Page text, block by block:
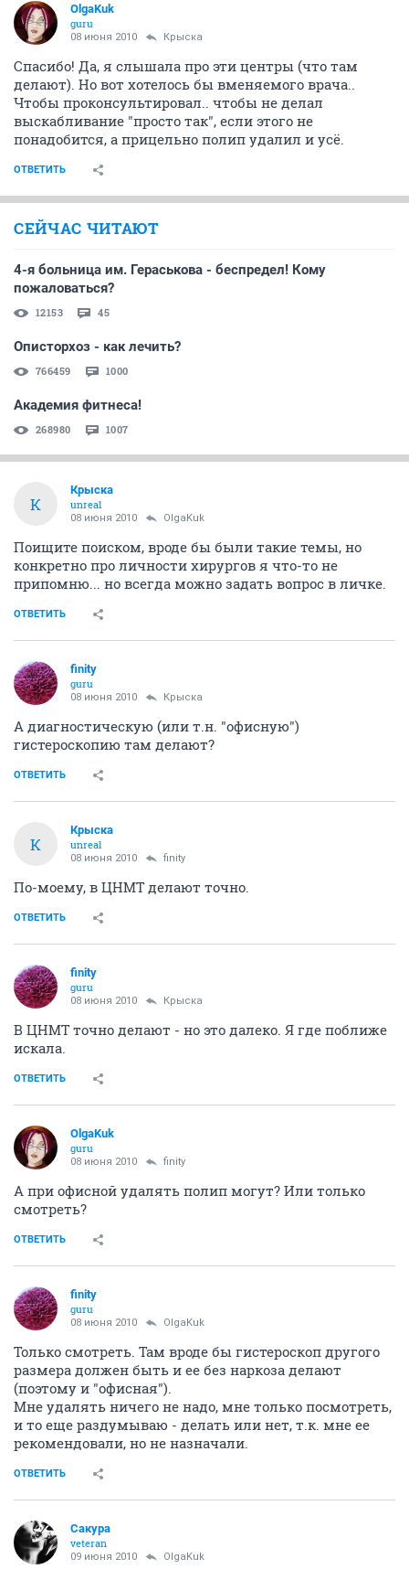
OlgaKuk
guru
08 июня 2010 Крыска
Спасибо! Да, я слышала про эти центры (что там
делают). Но вот хотелось бы вменяемого врача..
Чтобы проконсультировал.. чтобы не делал
выскабливание "просто так", если этого не
понадобится, а прицельно полип удалил и усё.
ОТВЕТИТЬ
СЕЙЧАС ЧИТАЮТ
4-я больница им. Гераськова - беспредел! Кому
пожаловаться?
12153 45
Описторхоз - как лечить?
766459 1000
Академия фитнеса!
268980 1007
К
Крыска
unreal
08 июня 2010 OlgaKuk
Поищите поиском, вроде бы были такие темы, но
конкретно про личности хирургов я что-то не
припомню... но всегда можно задать вопрос в личке.
ОТВЕТИТЬ
finity
guru
08 июня 2010 Крыска
А диагностическую (или т.н. "офисную")
гистероскопию там делают?
ОТВЕТИТЬ
К
Крыска
unreal
08 июня 2010 finity
По-моему, в ЦНМТ делают точно.
ОТВЕТИТЬ
finity
guru
08 июня 2010 Крыска
В ЦНМТ точно делают - но это далеко. Я где поближе
искала.
ОТВЕТИТЬ
OlgaKuk
guru
08 июня 2010 finity
А при офисной удалять полип могут? Или только
смотреть?
ОТВЕТИТЬ
finity
guru
08 июня 2010 OlgaKuk
Только смотреть. Там вроде бы гистероскоп другого
размера должен быть и ее без наркоза делают
(поэтому и "офисная").
Мне удалять ничего не надо, мне только посмотреть,
и то еще раздумываю - делать или нет, т.к. мне ее
рекомендовали, но не назначали.
ОТВЕТИТЬ
Сакура
veteran
09 июня 2010 OlgaKuk